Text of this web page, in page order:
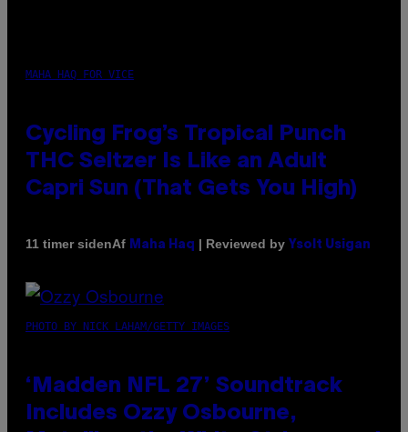
MAHA HAQ FOR VICE
Cycling Frog’s Tropical Punch
THC Seltzer Is Like an Adult
Capri Sun (That Gets You High)
11 timer sidenAf Maha Haq | Reviewed by Ysolt Usigan
PHOTO BY NICK LAHAM/GETTY IMAGES
‘Madden NFL 27’ Soundtrack
Includes Ozzy Osbourne,